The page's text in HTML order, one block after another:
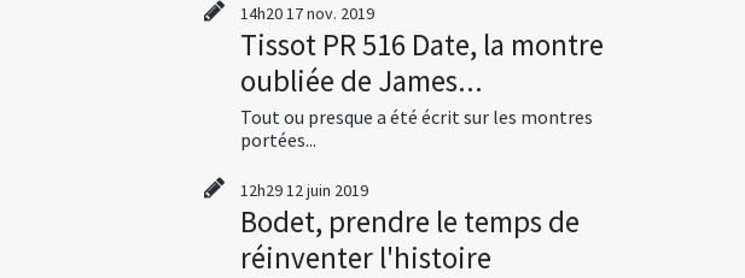
14h2017nov. 2019
Tissot PR 516 Date, la montre
oubliée de James...
Tout ou presque a été écrit sur les montres
portées...
12h2912juin 2019
Bodet, prendre le temps de
réinventer l'histoire